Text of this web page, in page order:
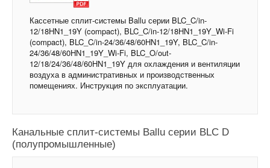
Кассетные сплит-системы Ballu серии BLC_C/in-
12/18HN1_19Y (compact), BLC_C/in-12/18HN1_19Y_Wi-Fi
(compact), BLC_C/in-24/36/48/60HN1_19Y, BLC_C/in-
24/36/48/60HN1_19Y_Wi-Fi, BLC_O/out-
12/18/24/36/48/60HN1_19Y для охлаждения и вентиляции
воздуха в административных и производственных
помещениях. Инструкция по эксплуатации.
Канальные сплит-системы Ballu серии BLC D
(полупромышленные)